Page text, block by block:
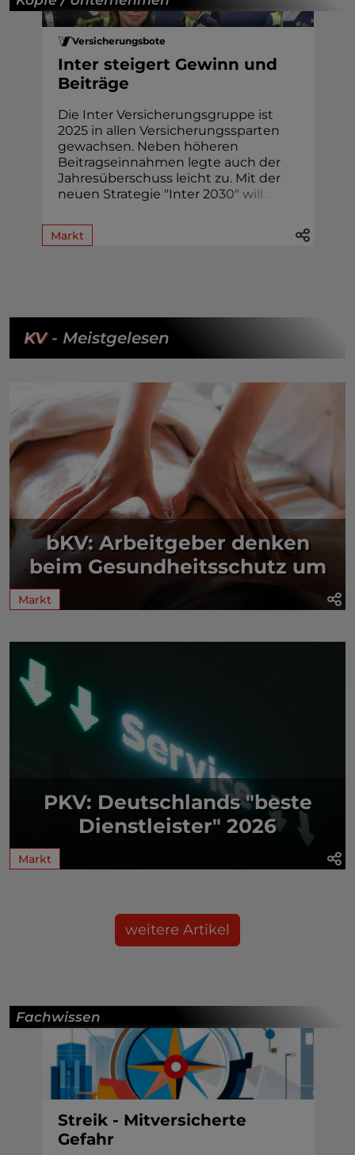
Versicherungsbote
Inter steigert Gewinn und
Beiträge
Die Inter Versicherungsgruppe ist
2025 in allen Versicherungssparten
gewachsen. Neben höheren
Beitragseinnahmen legte auch der
Jahresüberschuss leicht zu. Mit der
neuen Strategie "Inter 2030" will
Markt
KV- Meistgelesen
bKV: Arbeitgeber denken
beim Gesundheitsschutz um
Markt
PKV: Deutschlands "beste
Dienstleister" 2026
Markt
weitere Artikel
Fachwissen
Streik - Mitversicherte
Gefahr